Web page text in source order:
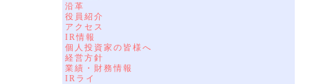
沿革
役員紹介
アクセス
IR情報
個人投資家の皆様へ
経営方針
業績・財務情報
IRライ